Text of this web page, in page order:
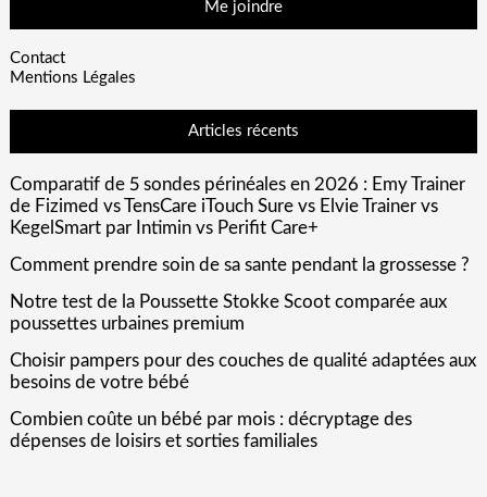
Me joindre
Contact
Mentions Légales
Articles récents
Comparatif de 5 sondes périnéales en 2026 : Emy Trainer
de Fizimed vs TensCare iTouch Sure vs Elvie Trainer vs
KegelSmart par Intimin vs Perifit Care+
Comment prendre soin de sa sante pendant la grossesse ?
Notre test de la Poussette Stokke Scoot comparée aux
poussettes urbaines premium
Choisir pampers pour des couches de qualité adaptées aux
besoins de votre bébé
Combien coûte un bébé par mois : décryptage des
dépenses de loisirs et sorties familiales